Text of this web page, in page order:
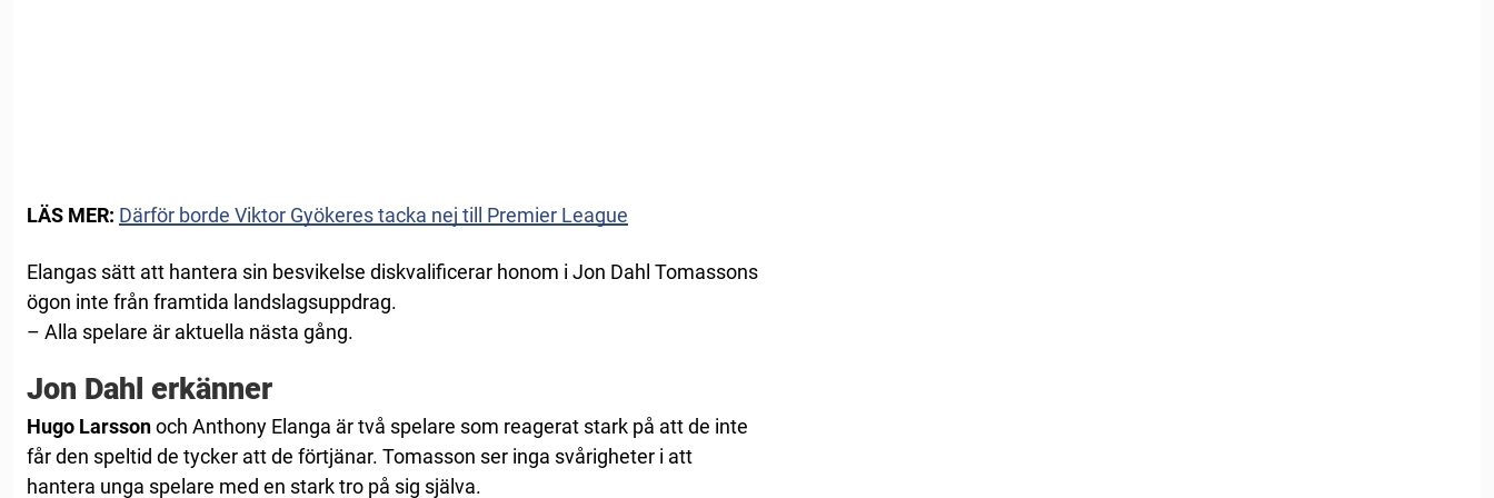
LÄS MER: Därför borde Viktor Gyökeres tacka nej till Premier League
Elangas sätt att hantera sin besvikelse diskvalificerar honom i Jon Dahl Tomassons
ögon inte från framtida landslagsuppdrag.
– Alla spelare är aktuella nästa gång.
Jon Dahl erkänner
Hugo Larssonoch Anthony Elanga är två spelare som reagerat stark på att de inte
får den speltid de tycker att de förtjänar. Tomasson ser inga svårigheter i att
hantera unga spelare med en stark tro på sig själva.